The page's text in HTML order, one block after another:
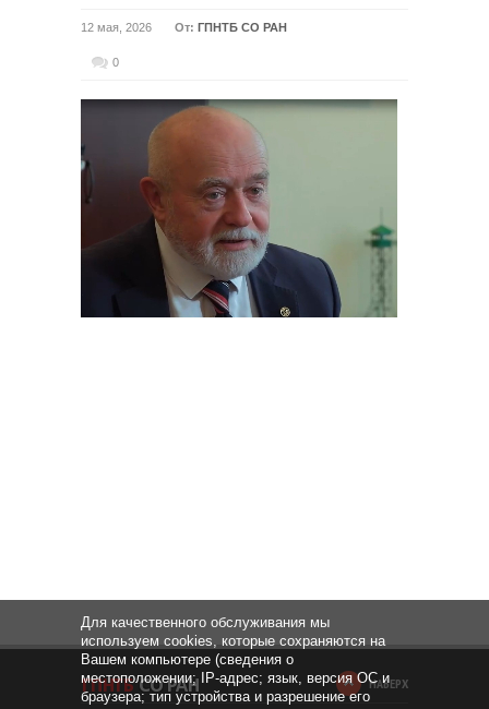
12 мая, 2026 От: ГПНТБ СО РАН
0
НАВЕРХ
Для качественного обслуживания мы
используем cookies, которые сохраняются на
Вашем компьютере (сведения о
местоположении; IP-адрес; язык, версия ОС и
браузера; тип устройства и разрешение его